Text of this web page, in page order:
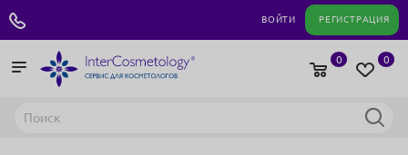
ВОЙТИ РЕГИСТРАЦИЯ
0
0